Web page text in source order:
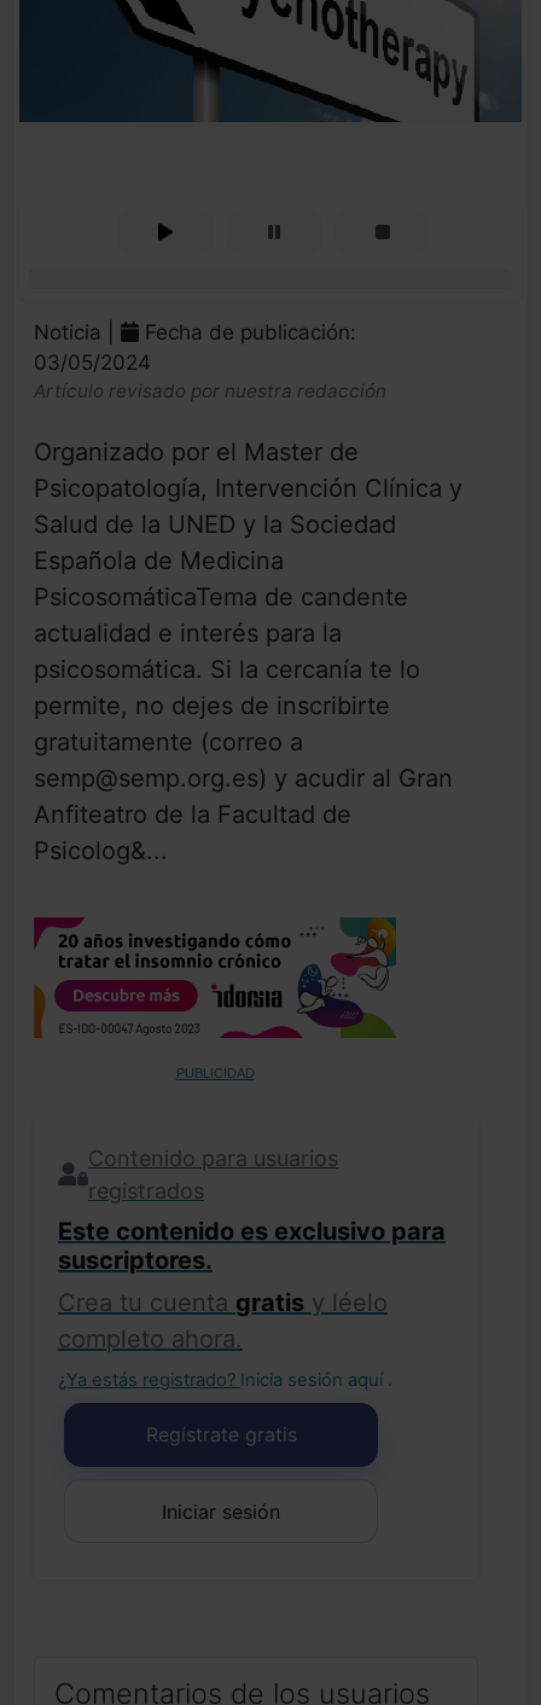
Noticia |
Fecha de publicación:
03/05/2024
Artículo revisado por nuestra redacción
Organizado por el Master de
Psicopatología, Intervención Clínica y
Salud de la UNED y la Sociedad
Española de Medicina
PsicosomáticaTema de candente
actualidad e interés para la
psicosomática. Si la cercanía te lo
permite, no dejes de inscribirte
gratuitamente (correo a
semp@semp.org.es) y acudir al Gran
Anfiteatro de la Facultad de
Psicolog&...
PUBLICIDAD
Contenido para usuarios
registrados
Este contenido es exclusivo para
suscriptores.
Crea tu cuenta gratis y léelo
completo ahora.
¿Ya estás registrado? Inicia sesión aquí .
Regístrate gratis
Iniciar sesión
Comentarios de los usuarios